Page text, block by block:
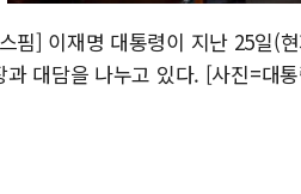
핌] 이재명 대통령이 지난 25일(
과 대담을 나누고 있다. [사진=